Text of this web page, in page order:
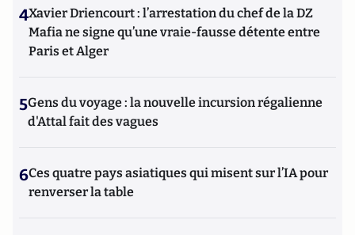
4Xavier Driencourt : l’arrestation du chef de la DZ
Mafia ne signe qu’une vraie-fausse détente entre
Paris et Alger
5Gens du voyage : la nouvelle incursion régalienne
d'Attal fait des vagues
6Ces quatre pays asiatiques qui misent sur l’IA pour
renverser la table